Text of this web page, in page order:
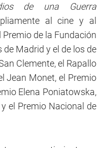
de una Guerra
al cine y al
de la Fundación
de Madrid y el de los de
Clemente, el Rapallo
Jean Monet, el Premio
Elena Poniatowska,
el Premio Nacional de